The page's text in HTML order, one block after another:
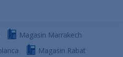
Magasin Marrakech
Magasin Rabat